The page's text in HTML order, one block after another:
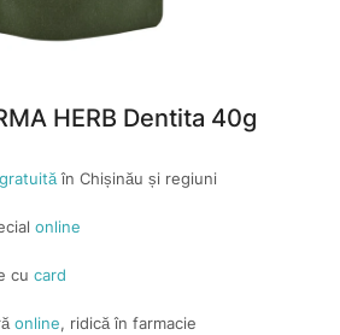
HERB Dentita 40g
în Chișinău și regiuni
online
cu card
online, ridică în farmacie